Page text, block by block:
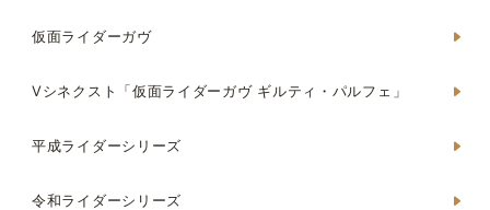
仮面ライダーガヴ
Vシネクスト「仮面ライダーガヴ ギルティ・パルフェ」
平成ライダーシリーズ
令和ライダーシリーズ